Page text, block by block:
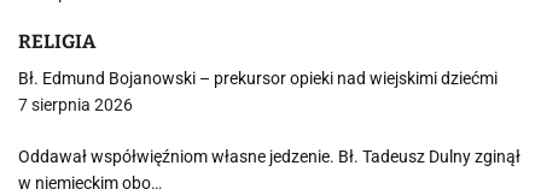
RELIGIA
Bł. Edmund Bojanowski – prekursor opieki nad wiejskimi dziećmi
7 sierpnia 2026
Oddawał współwięźniom własne jedzenie. Bł. Tadeusz Dulny zginął
w niemieckim obo…